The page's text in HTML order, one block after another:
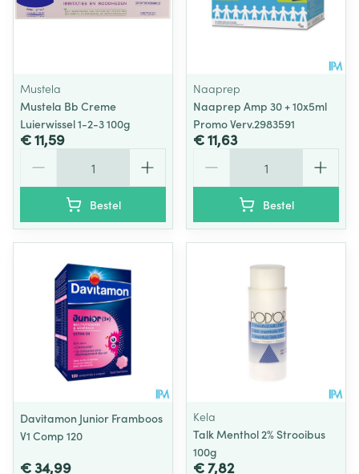
Mustela
Mustela Bb Creme
Luierwissel 1-2-3 100g
€ 11,59
Bestel
Naaprep
Naaprep Amp 30 + 10x5ml
Promo Verv.2983591
€ 11,63
Bestel
Davitamon Junior Framboos
V1 Comp 120
€ 34,99
Kela
Talk Menthol 2% Strooibus
100g
€ 7,82